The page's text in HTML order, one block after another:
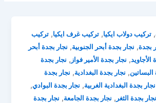
,تركيب دولاب ايكيا,تركيب غرف ايكيا,تركيب
بجدة, نجار بجدة أبحر الجنوبية, نجار بجدة أبحر
الأجاويد, نجار بجدة الأمير فواز , نجار بجدة
البساتين, نجار بجدة البغدادية, نجار بجدة
نجار بجدة البغدادية الغربية, نجار بجدة البوادي,
نجار بجدة الثغر , نجار بجدة الجامعة, نجار بجدة